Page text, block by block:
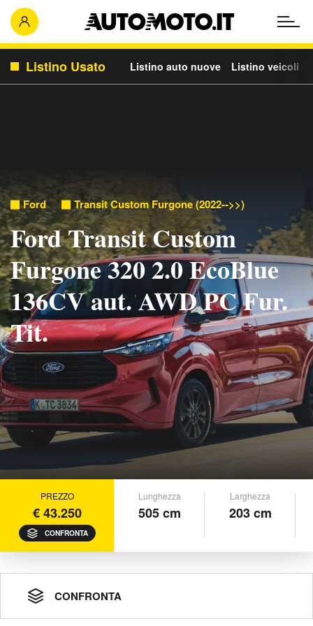
Listino Usato Listino auto nuove Listino veicoli
Ford Transit Custom Furgone (2022-->>)
Ford Transit Custom
Furgone 320 2.0 EcoBlue
136CV aut. AWD PC Fur.
Tit.
PREZZO
€ 43.250
CONFRONTA
Lunghezza
505 cm
Larghezza
203 cm
CONFRONTA